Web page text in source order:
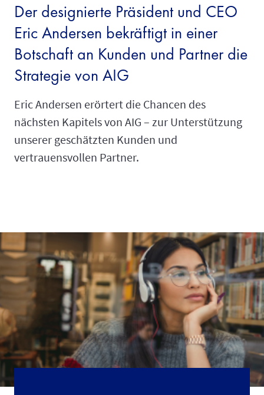
Der designierte Präsident und CEO
Eric Andersen bekräftigt in einer
Botschaft an Kunden und Partner die
Strategie von AIG
Eric Andersen erörtert die Chancen des
nächsten Kapitels von AIG – zur Unterstützung
unserer geschätzten Kunden und
vertrauensvollen Partner.